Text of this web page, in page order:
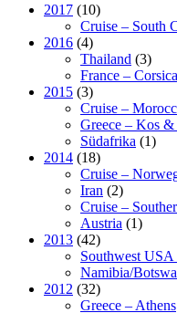
2017 (10)
Cruise – South
2016 (4)
Thailand (3)
France – Corsica
2015 (3)
Cruise –
Greece – Kos
Südafrika (1)
2014 (18)
Cruise –
Iran (2)
Cruise –
Austria (1)
2013 (42)
Southwest
Namibia/
2012 (32)
Greece – Athens